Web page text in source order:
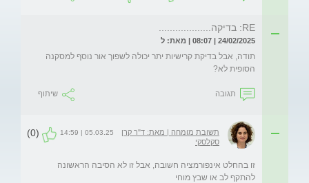
RE: בדיקה...................
24/02/2025 | 08:07 | מאת: ל
תודה, אבל בדיקת קרישיות יתר יכולה לשפוך אור נוסף למסקנה
הסופית לא?
תגובה שיתוף
תשובת מומחה | מאת: ד"ר קרן
סקלסקי
05.03.25 | 14:59
(0)
זו בהחלט אינפורמציה חשובה, אבל זו לא הסיבה הראשונה
להתקף לב או שבץ מוחי